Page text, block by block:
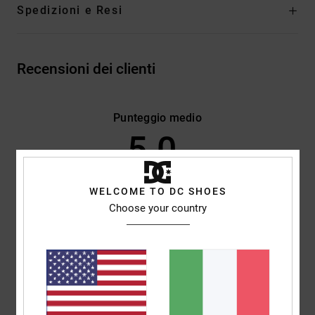
Spedizioni e Resi
Recensioni dei clienti
Punteggio medio
5.0/5
Il 100% dei nostri clienti consiglia questo prodotto
Comfort
5.0
Rapporto qualità-prezzo
Taglia
WELCOME TO DC SHOES
Choose your country